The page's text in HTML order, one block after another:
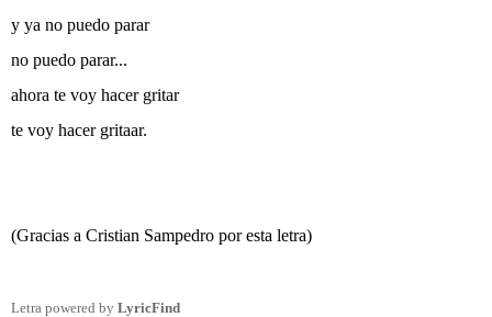
y ya no puedo parar
no puedo parar...
ahora te voy hacer gritar
te voy hacer gritaar.
(Gracias a Cristian Sampedro por esta letra)
Letra powered by LyricFind